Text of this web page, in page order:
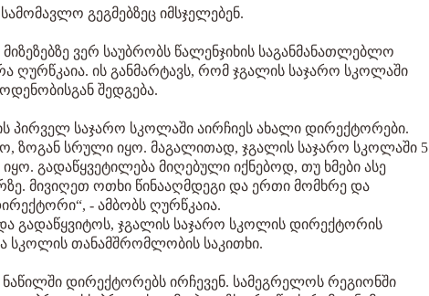
გეგმებზეც იმსჯელებენ.
ვერ საუბრობს წალენჯიხის საგანმანათლებლო
ღურწკაია. ის განმარტავს, რომ ჯგალის საჯარო სკოლაში
შედგება.
პირველ საჯარო სკოლაში აირჩიეს ახალი დირექტორები.
ზოგან სრული იყო. მაგალითად, ჯგალის საჯარო სკოლაში 5
გადაწყვეტილება მიღებული იქნებოდ, თუ ხმები ასე
მივიღეთ ოთხი წინააღმდეგი და ერთი მომხრე და
- ამბობს ღურწკაია.
გადაწყვიტოს, ჯგალის საჯარო სკოლის დირექტორის
სკოლის თანამშრომლობის საკითხი.
დირექტორებს ირჩევენ. სამეგრელოს რეგიონში